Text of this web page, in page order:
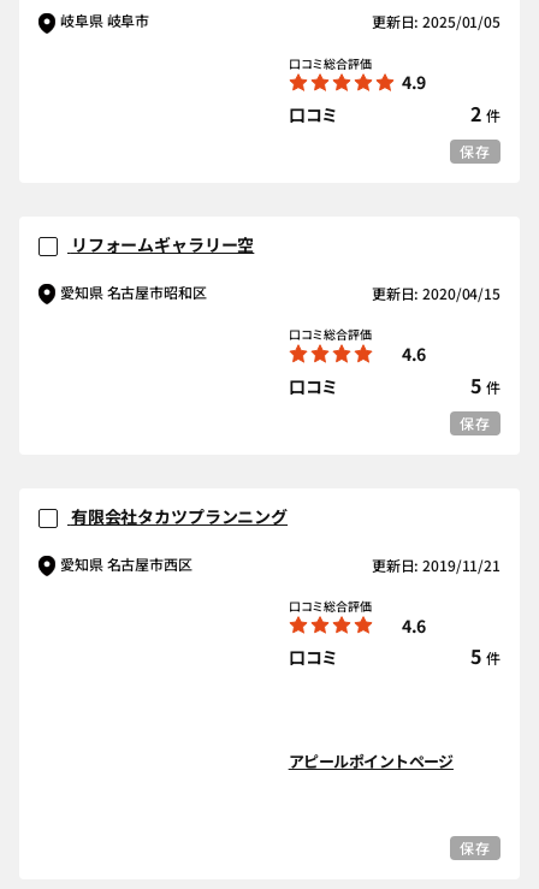
岐阜県 岐阜市 更新日: 2025/01/05
口コミ総合評価
4.9
口コミ
2 件
保存
リフォームギャラリー空
愛知県 名古屋市昭和区 更新日: 2020/04/15
口コミ総合評価
4.6
口コミ
5 件
保存
有限会社タカツプランニング
愛知県 名古屋市西区 更新日: 2019/11/21
口コミ総合評価
4.6
口コミ
5 件
アピールポイントページ
保存